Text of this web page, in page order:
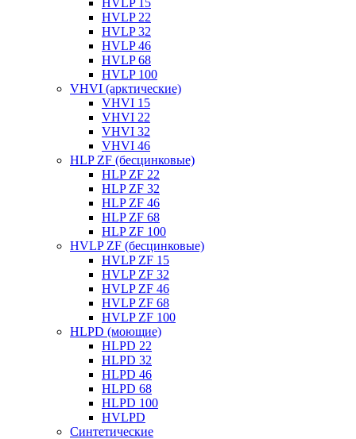
HVLP 15
HVLP 22
HVLP 32
HVLP 46
HVLP 68
HVLP 100
VHVI (арктические)
VHVI 15
VHVI 22
VHVI 32
VHVI 46
HLP ZF (бесцинковые)
HLP ZF 22
HLP ZF 32
HLP ZF 46
HLP ZF 68
HLP ZF 100
HVLP ZF (бесцинковые)
HVLP ZF 15
HVLP ZF 32
HVLP ZF 46
HVLP ZF 68
HVLP ZF 100
HLPD (моющие)
HLPD 22
HLPD 32
HLPD 46
HLPD 68
HLPD 100
HVLPD
Синтетические